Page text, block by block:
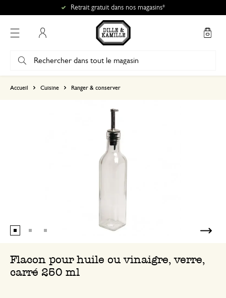
Retrait gratuit dans nos magasins*
Accueil Cuisine Ranger & conserver
Flacon pour huile ou vinaigre, verre,
carré 250 ml
Seule une note a été attribuée, sans